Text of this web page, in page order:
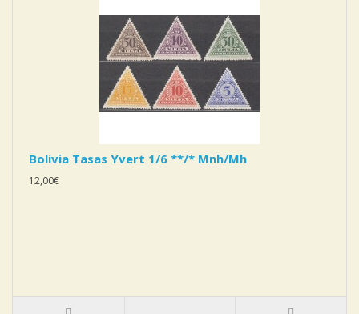
Bolivia Tasas Yvert 1/6 **/* Mnh/Mh
12,00€